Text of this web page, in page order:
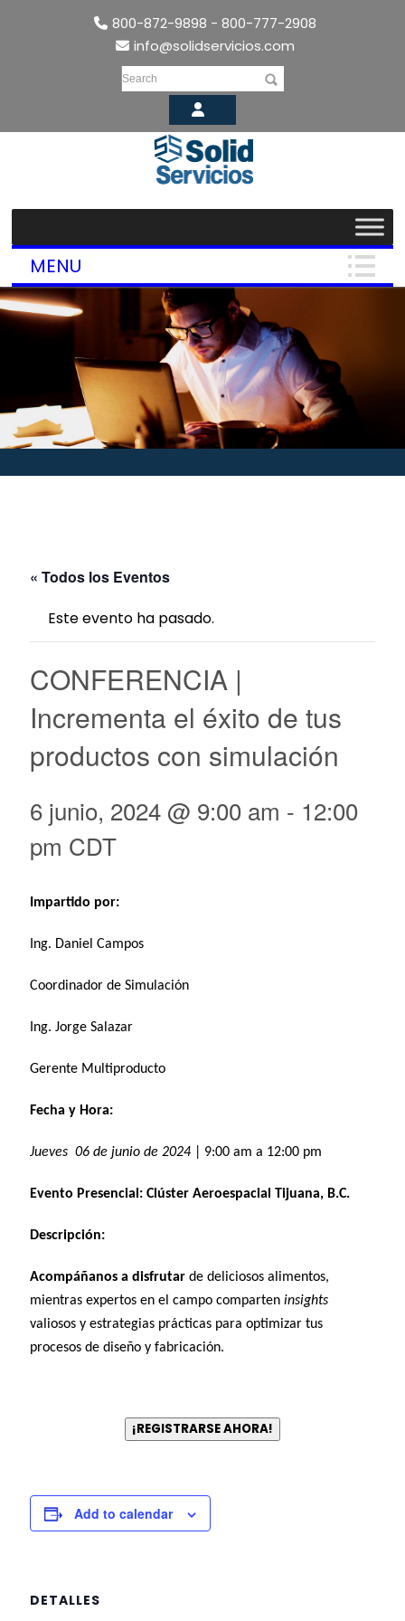
800-872-9898 - 800-777-2908
info@solidservicios.com
Search
MENU
« Todos los Eventos
Este evento ha pasado.
CONFERENCIA |
Incrementa el éxito de tus
productos con simulación
6 junio, 2024 @ 9:00 am - 12:00
pm CDT
Impartido por:
Ing. Daniel Campos
Coordinador de Simulación
Ing. Jorge Salazar
Gerente Multiproducto
Fecha y Hora:
Jueves 06 de junio de 2024 | 9:00 am a 12:00 pm
Evento Presencial: Clúster Aeroespacial Tijuana, B.C.
Descripción:
Acompáñanos a disfrutar de deliciosos alimentos,
mientras expertos en el campo comparten insights
valiosos y estrategias prácticas para optimizar tus
procesos de diseño y fabricación.
¡REGISTRARSE AHORA!
Add to calendar
DETALLES